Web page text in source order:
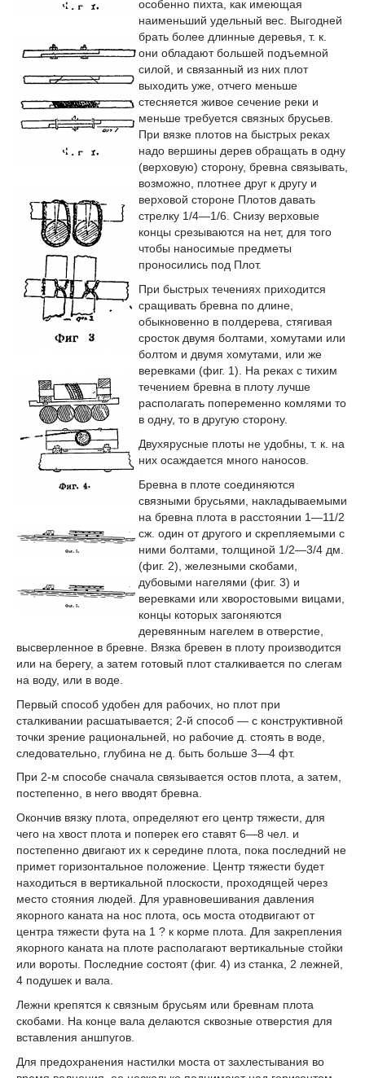
особенно пихта, как имеющая
наименьший удельный вес. Выгодней
брать более длинные деревья, т. к.
они обладают большей подъемной
силой, и связанный из них плот
выходить уже, отчего меньше
стесняется живое сечение реки и
меньше требуется связных брусьев.
При вязке плотов на быстрых реках
надо вершины дерев обращать в одну
(верховую) сторону, бревна связывать,
возможно, плотнее друг к другу и
верховой стороне Плотов давать
стрелку 1/4—1/6. Снизу верховые
концы срезываются на нет, для того
чтобы наносимые предметы
проносились под Плот.
При быстрых течениях приходится
сращивать бревна по длине,
обыкновенно в полдерева, стягивая
сросток двумя болтами, хомутами или
болтом и двумя хомутами, или же
веревками (фиг. 1). На реках с тихим
течением бревна в плоту лучше
располагать попеременно комлями то
в одну, то в другую сторону.
Двухярусные плоты не удобны, т. к. на
них осаждается много наносов.
Бревна в плоте соединяются
связными брусьями, накладываемыми
на бревна плота в расстоянии 1—11/2
сж. один от другого и скрепляемыми с
ними болтами, толщиной 1/2—3/4 дм.
(фиг. 2), железными скобами,
дубовыми нагелями (фиг. 3) и
веревками или хворостовыми вицами,
концы которых загоняются
деревянным нагелем в отверстие,
высверленное в бревне. Вязка бревен в плоту производится
или на берегу, а затем готовый плот сталкивается по слегам
на воду, или в воде.
Первый способ удобен для рабочих, но плот при
сталкивании расшатывается; 2-й способ — с конструктивной
точки зрение рациональней, но рабочие д. стоять в воде,
следовательно, глубина не д. быть больше 3—4 фт.
При 2-м способе сначала связывается остов плота, а затем,
постепенно, в него вводят бревна.
Окончив вязку плота, определяют его центр тяжести, для
чего на хвост плота и поперек его ставят 6—8 чел. и
постепенно двигают их к середине плота, пока последний не
примет горизонтальное положение. Центр тяжести будет
находиться в вертикальной плоскости, проходящей через
место стояния людей. Для уравновешивания давления
якорного каната на нос плота, ось моста отодвигают от
центра тяжести фута на 1 ? к корме плота. Для закрепления
якорного каната на плоте располагают вертикальные стойки
или вороты. Последние состоят (фиг. 4) из станка, 2 лежней,
4 подушек и вала.
Лежни крепятся к связным брусьям или бревнам плота
скобами. На конце вала делаются сквозные отверстия для
вставления аншпугов.
Для предохранения настилки моста от захлестывания во